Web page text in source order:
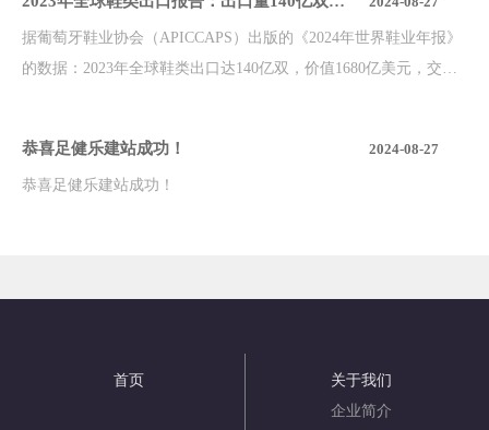
据葡萄牙鞋业协会（APICCAPS）出版的《2024年世界鞋业年报》
的数据：2023年全球鞋类出口达140亿双，价值1680亿美元，交易
恭喜足健乐建站成功！ 2024-08-27
恭喜足健乐建站成功！
首页
关于我们
企业简介